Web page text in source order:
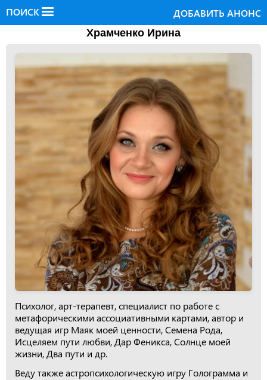
ПОИСК ДОБАВИТЬ АНОНС
Храмченко Ирина
Психолог, арт-терапевт, специалист по работе с
метафорическими ассоциативными картами, автор и
ведущая игр Маяк моей ценности, Семена Рода,
Исцеляем пути любви, Дар Феникса, Солнце моей
жизни, Два пути и др.
Веду также астропсихологическую игру Голограмма и